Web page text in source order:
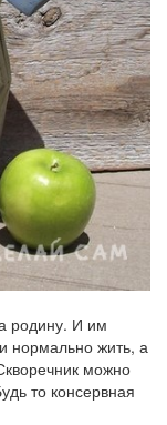
родину. И им
нормально жить, а
можно
то консервная